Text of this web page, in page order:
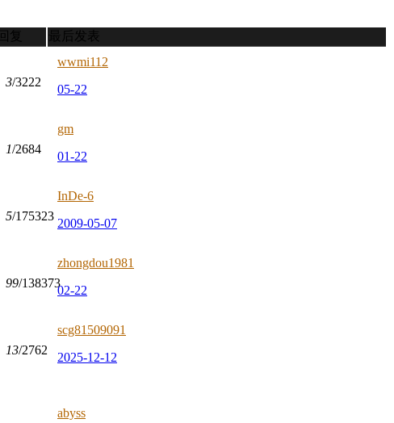
回复 最后发表
3/3222
wwmi112
05-22
1/2684
gm
01-22
5/175323
InDe-6
2009-05-07
99/138373
zhongdou1981
02-22
13/2762
scg81509091
2025-12-12
abyss